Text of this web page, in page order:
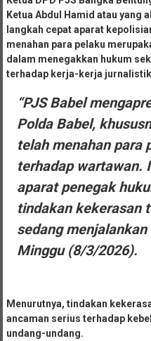
Ketua Abdul Hamid atau yang
langkah cepat aparat
menahan para pelaku
dalam menegakkan hukum
terhadap kerja-kerja
“PJS Babel
Polda Babel,
telah menahan para
terhadap wartawan.
aparat penegak
tindakan kekerasan
sedang menjalankan
Minggu (8/3/2026).
Menurutnya, tindakan
ancaman serius terhadap
undang-undang.